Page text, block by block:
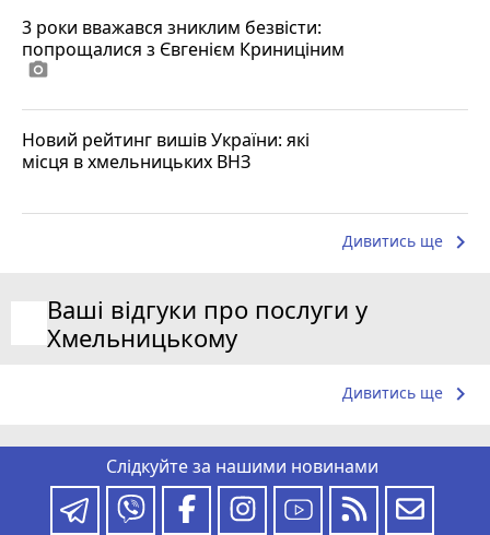
3 роки вважався зниклим безвісти:
попрощалися з Євгенієм Криниціним
photo_camera
Новий рейтинг вишів України: які
місця в хмельницьких ВНЗ
Дивитись ще keyboard_arrow_right
Ваші відгуки про послуги у
Хмельницькому
Дивитись ще keyboard_arrow_right
Слідкуйте за нашими новинами